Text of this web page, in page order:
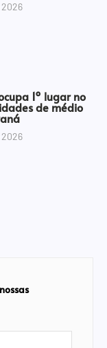
2026
1º lugar no
de médio
2026